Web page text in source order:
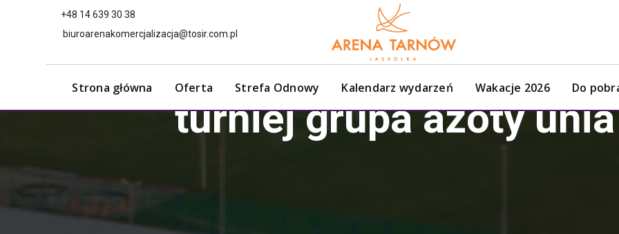
+48 14 639 30 38
biuroarenakomercjalizacja@tosir.com.pl
Strona główna Oferta Strefa Odnowy Kalendarz wydarzeń Wakacje 2026 Do
turniej grupa azoty